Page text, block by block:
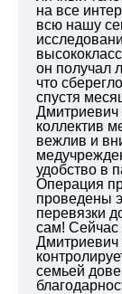
на все
всю нашу
он получал
что
спустя
коллектив
вежлив и
удобство в
Операция
проведены
перевязки
сам! Сейчас
Дмитриевич
семьей